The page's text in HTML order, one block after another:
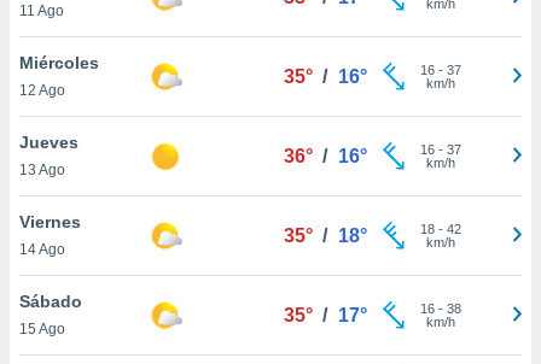
de
cookies
aceptar
11 Ago
km/h
Miércoles
12 Ago
35° / 16° 16- 37
km/h
Jueves
13 Ago
36° / 16° 16- 37
km/h
Viernes
14 Ago
35° / 18° 18- 42
km/h
Sábado
15 Ago
35° / 17° 16- 38
km/h